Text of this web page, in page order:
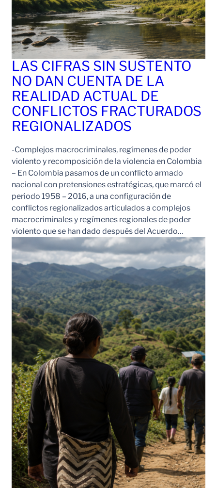
LAS CIFRAS SIN SUSTENTO
NO DAN CUENTA DE LA
REALIDAD ACTUAL DE
CONFLICTOS FRACTURADOS
REGIONALIZADOS
-Complejos macrocriminales, regímenes de poder
violento y recomposición de la violencia en Colombia
– En Colombia pasamos de un conflicto armado
nacional con pretensiones estratégicas, que marcó el
periodo 1958 – 2016, a una configuración de
conflictos regionalizados articulados a complejos
macrocriminales y regímenes regionales de poder
violento que se han dado después del Acuerdo…